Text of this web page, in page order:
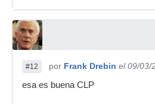
#12 por Frank Drebin el 09/03/
esa es buena CLP